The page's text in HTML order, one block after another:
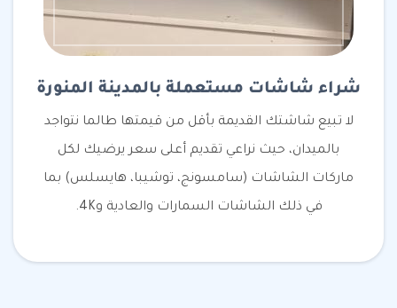
شراء شاشات مستعملة بالمدينة المنورة
لا تبيع شاشتك القديمة بأقل من قيمتها طالما نتواجد
بالميدان، حيث نراعي تقديم أعلى سعر يرضيك لكل
ماركات الشاشات (سامسونج، توشيبا، هايسلس) بما
في ذلك الشاشات السمارات والعادية و4K.